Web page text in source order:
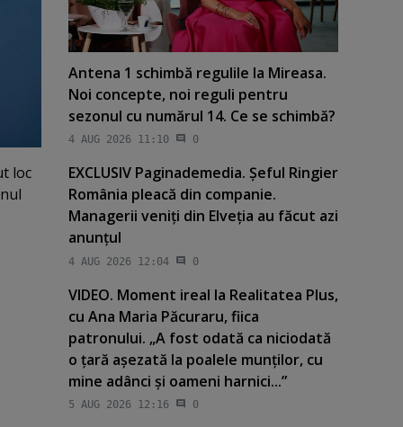
loc
Antena 1 schimbă regulile la Mireasa.
Noi concepte, noi reguli pentru
sezonul cu numărul 14. Ce se schimbă?
4 AUG 2026 11:10 0
EXCLUSIV Paginademedia. Şeful Ringier
România pleacă din companie.
Managerii veniţi din Elveţia au făcut azi
anunţul
4 AUG 2026 12:04 0
VIDEO. Moment ireal la Realitatea Plus,
cu Ana Maria Păcuraru, fiica
patronului. „A fost odată ca niciodată
o ţară aşezată la poalele munţilor, cu
mine adânci şi oameni harnici...”
5 AUG 2026 12:16 0